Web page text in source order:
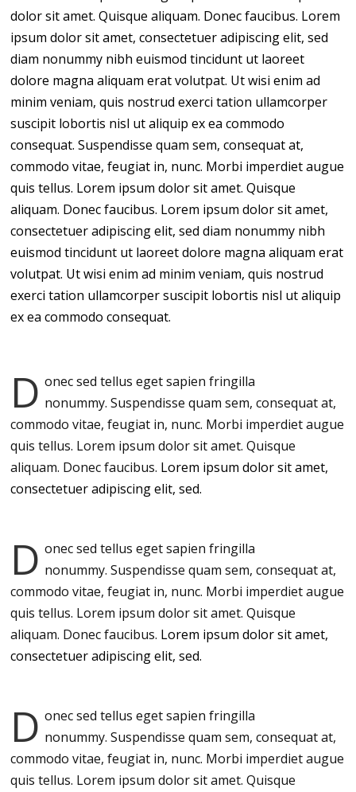
dolor sit amet. Quisque aliquam. Donec faucibus. Lorem
ipsum dolor sit amet, consectetuer adipiscing elit, sed
diam nonummy nibh euismod tincidunt ut laoreet
dolore magna aliquam erat volutpat. Ut wisi enim ad
minim veniam, quis nostrud exerci tation ullamcorper
suscipit lobortis nisl ut aliquip ex ea commodo
consequat. Suspendisse quam sem, consequat at,
commodo vitae, feugiat in, nunc. Morbi imperdiet augue
quis tellus. Lorem ipsum dolor sit amet. Quisque
aliquam. Donec faucibus. Lorem ipsum dolor sit amet,
consectetuer adipiscing elit, sed diam nonummy nibh
euismod tincidunt ut laoreet dolore magna aliquam erat
volutpat. Ut wisi enim ad minim veniam, quis nostrud
exerci tation ullamcorper suscipit lobortis nisl ut aliquip
ex ea commodo consequat.
D onec sed tellus eget sapien fringilla
nonummy.Suspendisse quam sem, consequat at,
commodo vitae, feugiat in, nunc. Morbi imperdiet augue
quis tellus. Lorem ipsum dolor sit amet. Quisque
aliquam. Donec faucibus. Lorem ipsum dolor sit amet,
consectetuer adipiscing elit, sed.
D onec sed tellus eget sapien fringilla
nonummy.Suspendisse quam sem, consequat at,
commodo vitae, feugiat in, nunc. Morbi imperdiet augue
quis tellus. Lorem ipsum dolor sit amet. Quisque
aliquam. Donec faucibus. Lorem ipsum dolor sit amet,
consectetuer adipiscing elit, sed.
D onec sed tellus eget sapien fringilla
nonummy.Suspendisse quam sem, consequat at,
commodo vitae, feugiat in, nunc. Morbi imperdiet augue
quis tellus. Lorem ipsum dolor sit amet. Quisque